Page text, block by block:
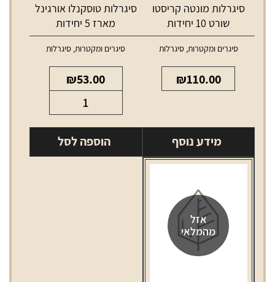
סיגרלות מונטה קריסטו
שורט 10 יחידות
סיגרים ומקטרות,סיגרלות
₪110.00
מידע נוסף
סיגרלות טוסקנלו אורגינל
מארז 5 יחידות
סיגרים ומקטרות, סיגרלות
₪53.00
של
סיגרלות
טוסקנלו
הוספה לסל
אזל
מהמלאי